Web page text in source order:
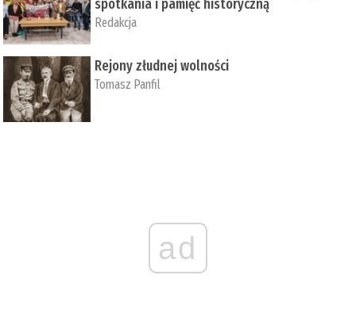
spotkania i pamięć historyczną
Redakcja
Rejony złudnej wolności
Tomasz Panfil
ad